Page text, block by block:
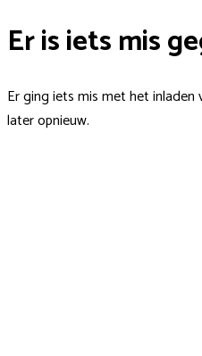
Er is iets mis
Er ging iets mis met het inladen
later opnieuw.